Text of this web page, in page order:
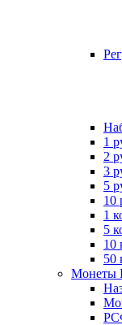
1
2
3
5
10
1
5
10
50
Монеты